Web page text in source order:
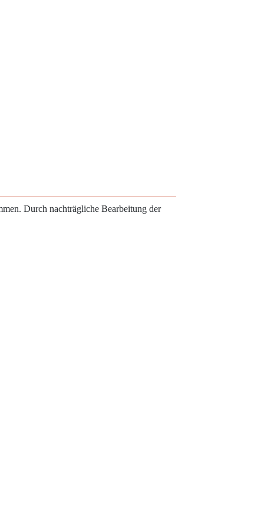
Durch nachträgliche Bearbeitung der